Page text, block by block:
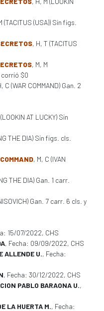
(TACITUS (USA)) Sin figs.
, H, T (TACITUS
, M, M
corrió $0
C (WAR COMMAND) Gan. 2
AT LUCKY) Sin
THE DIA) Sin figs. cls.
, M, C (IVAN
THE DIA) Gan. 1 carr.
Gan. 7 carr. 6 cls. y
15/07/2022, CHS
, Fecha: 09/09/2022, CHS
ALLENDE U., Fecha:
, Fecha: 30/12/2022, CHS
PABLO BARAONA U.,
LA HUERTA M., Fecha: